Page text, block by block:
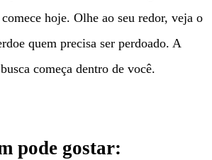
hoje. Olhe ao seu redor, veja o
quem precisa ser perdoado. A
começa dentro de você.
pode gostar: